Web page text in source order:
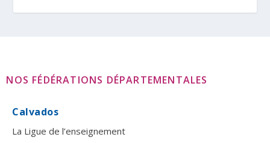
NOS FÉDÉRATIONS DÉPARTEMENTALES
Calvados
La Ligue de l’enseignement